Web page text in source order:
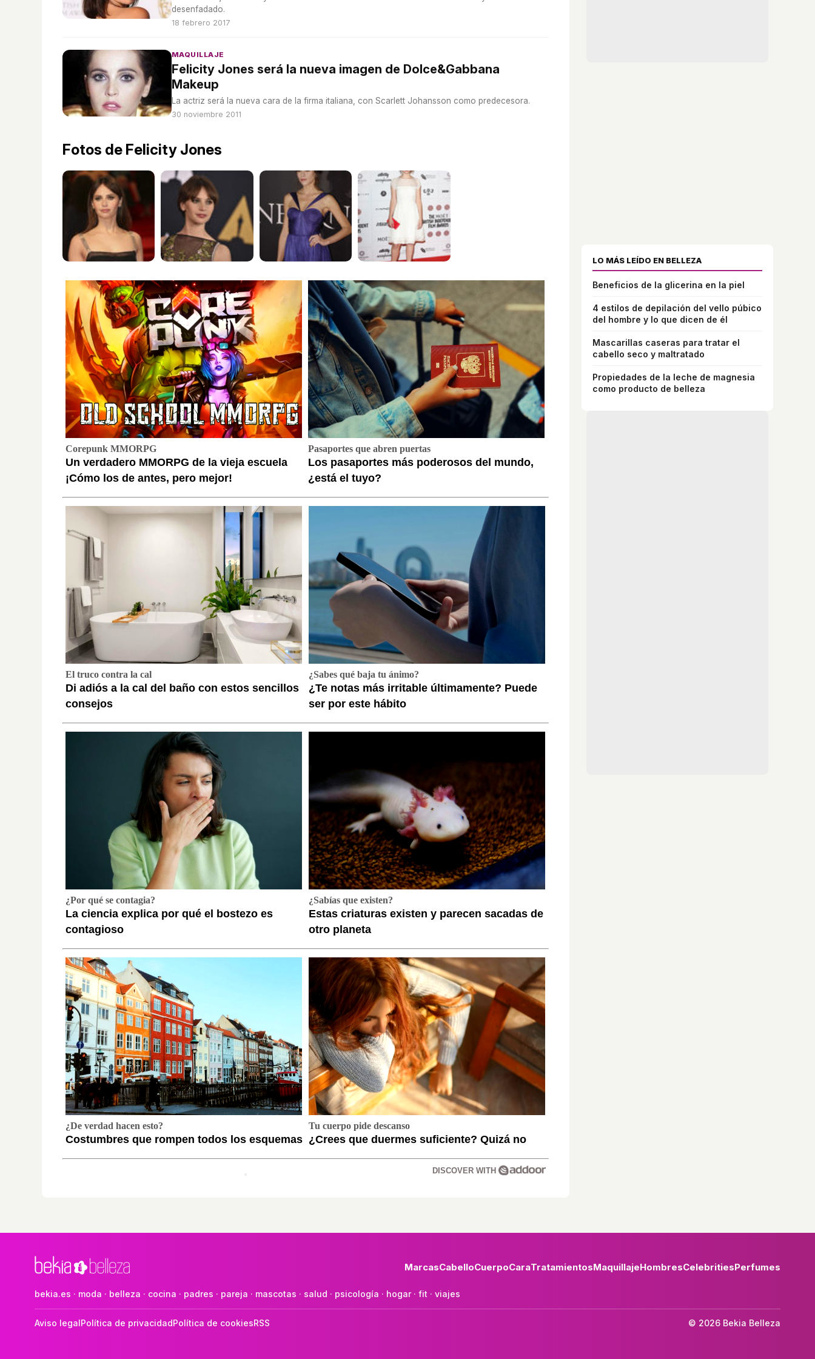
desenfadado.
18 febrero 2017
MAQUILLAJE
Felicity Jones será la nueva imagen de Dolce&Gabbana
Makeup
La actriz será la nueva cara de la firma italiana, con Scarlett Johansson como predecesora.
30 noviembre 2011
Fotos de Felicity Jones
Corepunk MMORPG
Un verdadero MMORPG de la vieja escuela
¡Cómo los de antes, pero mejor!
Pasaportes que abren puertas
Los pasaportes más poderosos del mundo,
¿está el tuyo?
El truco contra la cal
Di adiós a la cal del baño con estos sencillos
consejos
¿Sabes qué baja tu ánimo?
¿Te notas más irritable últimamente? Puede
ser por este hábito
¿Por qué se contagia?
La ciencia explica por qué el bostezo es
contagioso
¿Sabías que existen?
Estas criaturas existen y parecen sacadas de
otro planeta
¿De verdad hacen esto?
Costumbres que rompen todos los esquemas
Tu cuerpo pide descanso
¿Crees que duermes suficiente? Quizá no
DISCOVER WITH
LO MÁS LEÍDO EN BELLEZA
Beneficios de la glicerina en la piel
4 estilos de depilación del vello púbico
del hombre y lo que dicen de él
Mascarillas caseras para tratar el
cabello seco y maltratado
Propiedades de la leche de magnesia
como producto de belleza
MarcasCabelloCuerpoCaraTratamientosMaquillajeHombresCelebritiesPerfumes
bekia.es · moda · belleza · cocina · padres · pareja · mascotas · salud · psicología · hogar· fit · viajes
Aviso legalPolítica de privacidadPolítica de cookiesRSS © 2026 Bekia Belleza